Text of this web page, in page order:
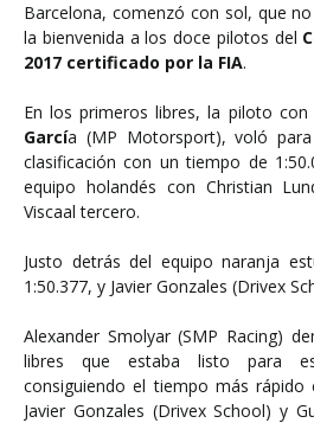
Barcelona, comenzó con sol, que
la bienvenida a los doce pilotos del
2017 certificado por la FIA.
En los primeros libres, la piloto con
García (MP Motorsport), voló
clasificación con un tiempo de
equipo holandés con Christian
Viscaal tercero.
Justo detrás del equipo naranja
1:50.377, y Javier Gonzales (Drivex
Alexander Smolyar (SMP Racing)
libres que estaba listo para
consiguiendo el tiempo más rápido
Javier Gonzales (Drivex School) y